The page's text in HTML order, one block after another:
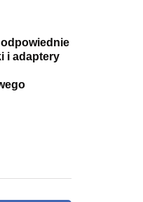
i adaptery